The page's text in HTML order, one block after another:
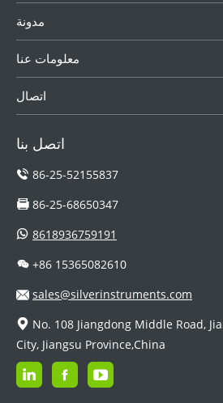
مدونة
معلومات عنا
اتصال
اتصل بنا
86-25-52155837
86-25-68650347
8618936759191
+86 15365082610
sales@silverinstruments.com
No. 108 Jiangdong Middle Road,
City, Jiangsu Province,China